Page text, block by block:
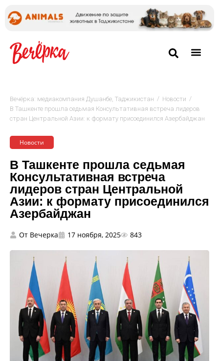
Вечёрка: медиакомпания Душанбе, Таджикистан / Новости /
В Ташкенте прошла седьмая Консультативная встреча лидеров
стран Центральной Азии: к формату присоединился Азербайджан
Новости
В Ташкенте прошла седьмая
Консультативная встреча
лидеров стран Центральной
Азии: к формату присоединился
Азербайджан
От Вечерка 17 ноября, 2025 843